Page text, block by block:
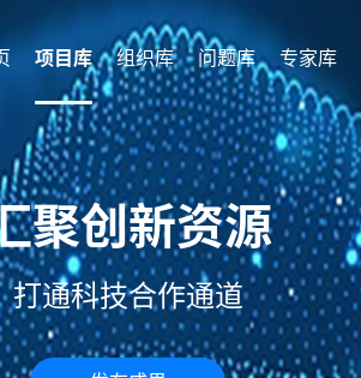
项目库 组织库 问题库 专家库
聚创新资源
打通科技合作通道